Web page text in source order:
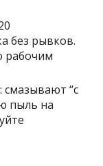
без рывков.
рабочим
“с
пыль на